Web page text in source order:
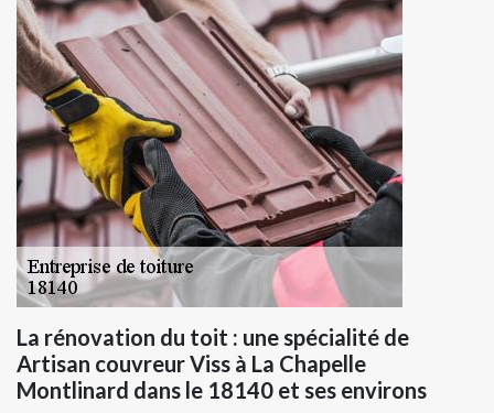
La rénovation du toit : une spécialité de
Artisan couvreur Viss à La Chapelle
Montlinard dans le 18140 et ses environs